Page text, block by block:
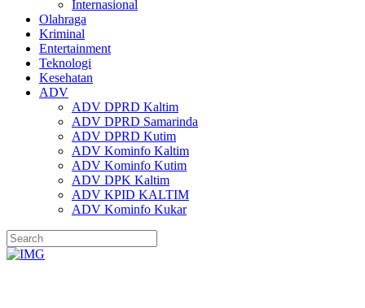
Internasional
Olahraga
Kriminal
Entertainment
Teknologi
Kesehatan
ADV
ADV DPRD Kaltim
ADV DPRD Samarinda
ADV DPRD Kutim
ADV Kominfo Kaltim
ADV Kominfo Kutim
ADV DPK Kaltim
ADV KPID KALTIM
ADV Kominfo Kukar